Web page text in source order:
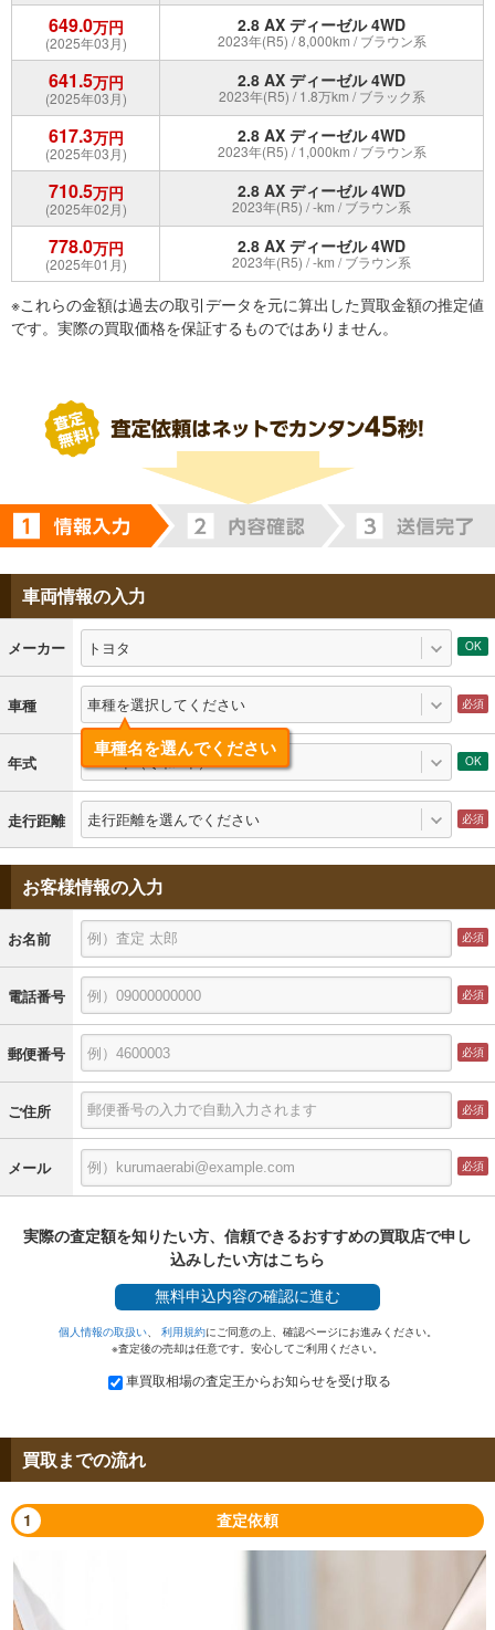
649.0万円
(2025年03月)
2.8 AX ディーゼル 4WD
2023年(R5) / 8,000km / ブラウン系
641.5万円
(2025年03月)
2.8 AX ディーゼル 4WD
2023年(R5) / 1.8万km / ブラック系
617.3万円
(2025年03月)
2.8 AX ディーゼル 4WD
2023年(R5) / 1,000km / ブラウン系
710.5万円
(2025年02月)
2.8 AX ディーゼル 4WD
2023年(R5) / -km / ブラウン系
778.0万円
(2025年01月)
2.8 AX ディーゼル 4WD
2023年(R5) / -km / ブラウン系
※これらの金額は過去の取引データを元に算出した買取金額の推定値
です。実際の買取価格を保証するものではありません。
車両情報の入力
メーカー トヨタ
車種 車種を選択してください
車種名を選んでください
年式 2023年（令和5年）
走行距離 走行距離を選んでください
お客様情報の入力
お名前
電話番号
郵便番号
ご住所
メール
実際の査定額を知りたい方、信頼できるおすすめの買取店で申し
込みしたい方はこちら
無料申込内容の確認に進む
個人情報の取扱い、 利用規約にご同意の上、確認ページにお進みください。
※査定後の売却は任意です。安心してご利用ください。
車買取相場の査定王からお知らせを受け取る
買取までの流れ
1 査定依頼